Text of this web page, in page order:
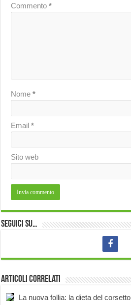
Commento*
Nome*
Email*
Sito web
Seguici su…
Articoli correlati
La nuova follia: la dieta del corsetto